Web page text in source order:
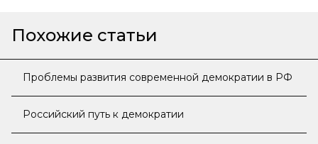
Похожие статьи
Проблемы развития современной демократии в РФ
Российский путь к демократии